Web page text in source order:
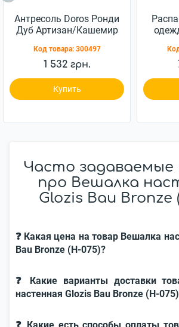
Антресоль Doros Ронди
Дуб Артизан/Кашемир
(80737813)
Код товара: 300497
1 532 грн.
Купить
Часто задаваемые
про Вешалка
Glozis Bau Bronze
❓ Какая цена на товар Вешалка
Bau Bronze (H-075)?
❓ Какие варианты доставки
настенная Glozis Bau Bronze (H-